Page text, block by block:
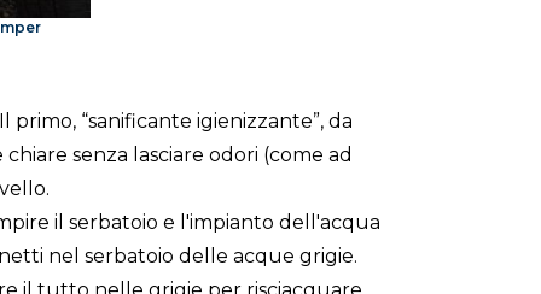
“sanificante igienizzante”, da
senza lasciare odori (come ad
il serbatoio e l'impianto dell'acqua
nel serbatoio delle acque grigie.